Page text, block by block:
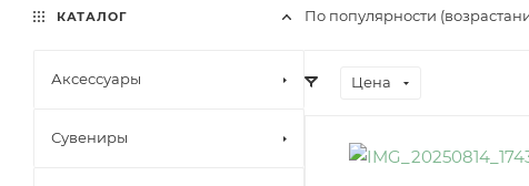
По популярности
Цена
КАТАЛОГ
Аксессуары
Сувениры